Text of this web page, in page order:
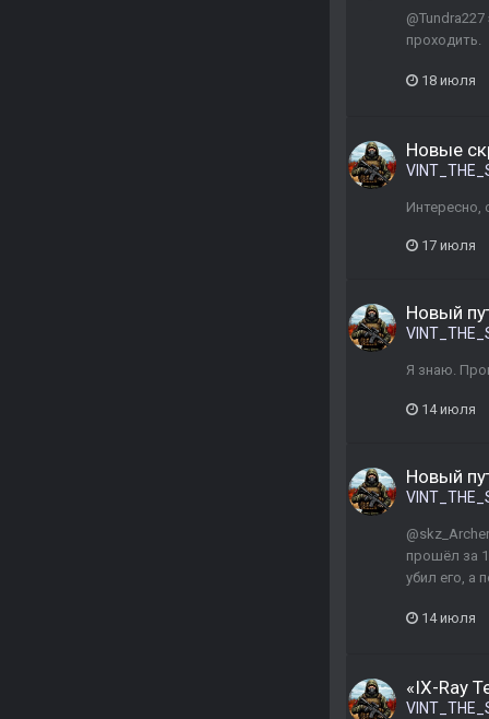
проходить.
18 июля
Новые
Интересно,
17 июля
Новый
Я знаю.
14 июля
Новый
прошёл за
убил его, а
14 июля
«IX-Ray